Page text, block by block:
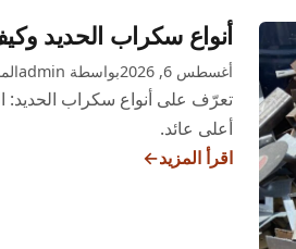
أنواع سكراب الحديد
أغسطس 6, 2026 بواسطة admin
تعرّف على أنواع سكراب الحديد:
أعلى عائد.
اقرأ المزيد
أنواع